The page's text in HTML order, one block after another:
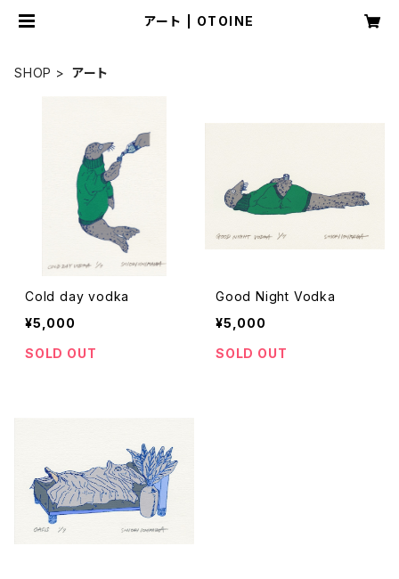
アート | OTOINE
SHOP アート
Cold day vodka
¥5,000
SOLD OUT
Good Night Vodka
¥5,000
SOLD OUT